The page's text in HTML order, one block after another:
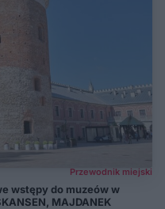
Przewodnik miejski
wstępy do muzeów w
MAJDANEK